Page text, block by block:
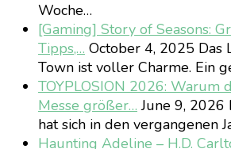
Woche…
[Gaming] Story of Seasons:
Tipps,… October 4, 2025 Das
Town ist voller Charme. Ein
TOYPLOSION 2026: Warum
Messe größer… June 9, 2026
hat sich in den vergangenen
Haunting Adeline – H.D.